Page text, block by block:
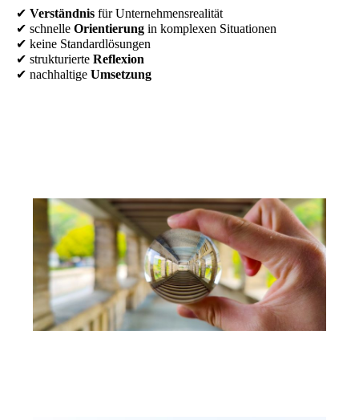
✔ Verständnis für Unternehmensrealität
✔ schnelle Orientierung in komplexen Situationen
✔ keine Standardlösungen
✔ strukturierte Reflexion
✔ nachhaltige Umsetzung